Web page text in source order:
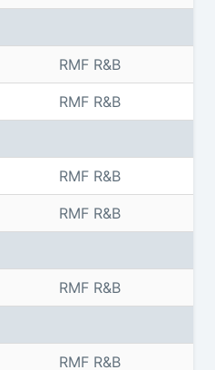
RMF R&B
RMF R&B
RMF R&B
RMF R&B
RMF R&B
RMF R&B